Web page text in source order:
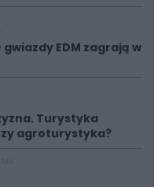
EDM zagrają w
Turystyka
agroturystyka?